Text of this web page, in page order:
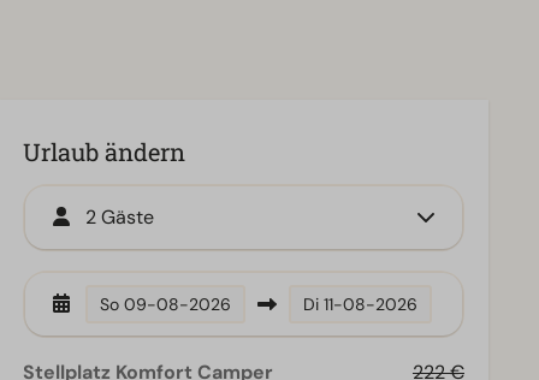
Urlaub ändern
2 Gäste
So 09-08-2026 Di 11-08-2026
222 €
Stellplatz Komfort Camper